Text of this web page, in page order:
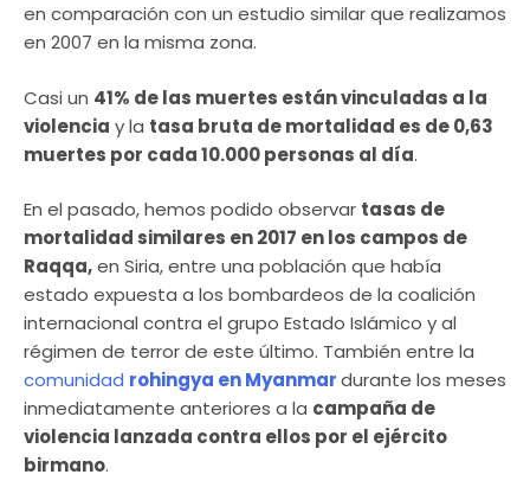
en comparación con un estudio similar que realizamos
en 2007 en la misma zona.
Casi un 41% de las muertes están vinculadas a la
violencia y la tasa bruta de mortalidad es de 0,63
muertes por cada 10.000 personas al día.
En el pasado, hemos podido observar tasas de
mortalidad similares en 2017 en los campos de
Raqqa,en Siria, entre una población que había
estado expuesta a los bombardeos de la coalición
internacional contra el grupo Estado Islámico y al
régimen de terror de este último. También entre la
comunidad rohingya en Myanmardurante los meses
inmediatamente anteriores a la campaña de
violencia lanzada contra ellos por el ejército
birmano.